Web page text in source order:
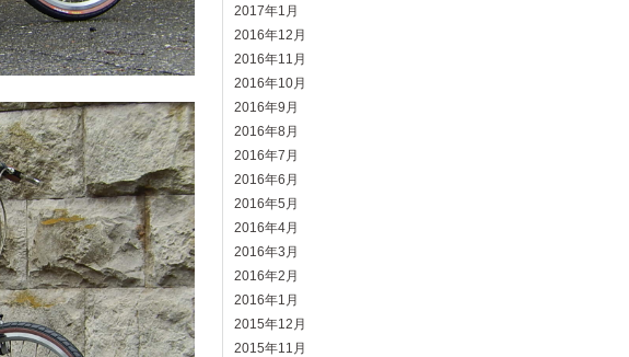
2017年1月
2016年12月
2016年11月
2016年10月
2016年9月
2016年8月
2016年7月
2016年6月
2016年5月
2016年4月
2016年3月
2016年2月
2016年1月
2015年12月
2015年11月